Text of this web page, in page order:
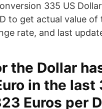
335 US
to get actual value
rate, and last
the Dollar
in the last
Euros per